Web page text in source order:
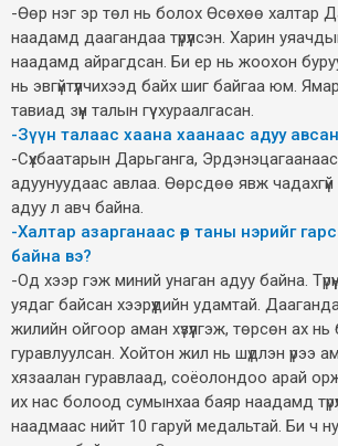
-Өөр нэг эр төл нь болох Өсөхөө халтар
наадамд даагандаа түрүүлсэн. Харин
наадамд айрагдсан. Би ер нь жоохон
нь эвгүйтүүлчихээд байх шиг байгаа юм.
тавиад зүүн талын гүү хураалгасан.
-Зүүн талаас хаана хаанаас адуу
-Сүхбаатарын Дарьганга,
адуунуудаас авлаа. Өөрсдөө явж
адуу л авч байна.
-Халтар азарганаас өөр таны нэрийг
байна вэ?
-Од хээр гэж миний унаган адуу байна.
уядаг байсан хээрүүдийн удамтай.
жилийн ойгоор аман хүзүүлгэж, төрсөн ах
гуравлуулсан. Хойтон жил нь шүдлэн үрээ
хязаалан гуравлаад, соёолондоо арай
их нас болоод сумынхаа баяр наадамд
наадмаас нийт 10 гаруй медальтай. Би ч